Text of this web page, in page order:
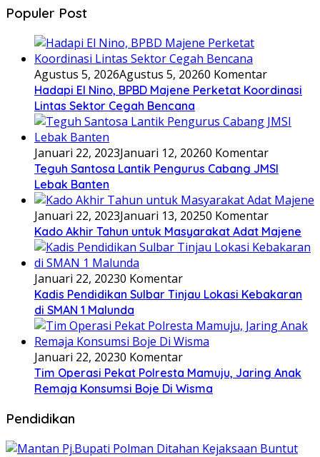
Populer Post
Agustus 5, 2026Agustus 5, 20260 Komentar
Hadapi El Nino, BPBD Majene Perketat Koordinasi
Lintas Sektor Cegah Bencana
Januari 22, 2023Januari 12, 20260 Komentar
Teguh Santosa Lantik Pengurus Cabang JMSI
Lebak Banten
Januari 22, 2023Januari 13, 20250 Komentar
Kado Akhir Tahun untuk Masyarakat Adat Majene
Januari 22, 20230 Komentar
Kadis Pendidikan Sulbar Tinjau Lokasi Kebakaran
di SMAN 1 Malunda
Januari 22, 20230 Komentar
Tim Operasi Pekat Polresta Mamuju, Jaring Anak
Remaja Konsumsi Boje Di Wisma
Pendidikan